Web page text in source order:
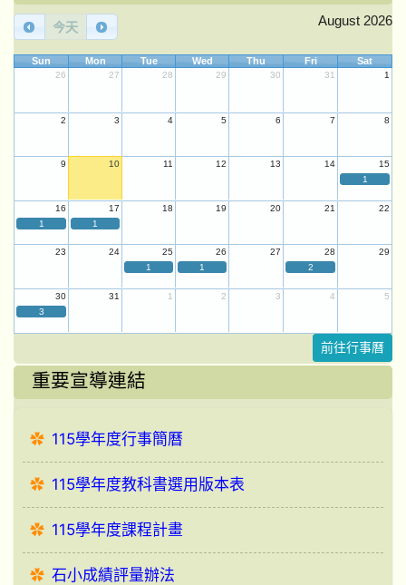
今天 August 2026
Sun Mon Tue Wed Thu Fri Sat
26 27 28 29 30 31 1
2 3 4 5 6 7 8
9 10 11 12 13 14
15
1
16 17 18 19 20 21
22
1
1
23 24 25 26 27 28
29
1
1 2
30 31 1 2 3 4
5
3
前往行事曆
重要宣導連結
115學年度行事簡曆
115學年度教科書選用版本表
115學年度課程計畫
石小成績評量辦法